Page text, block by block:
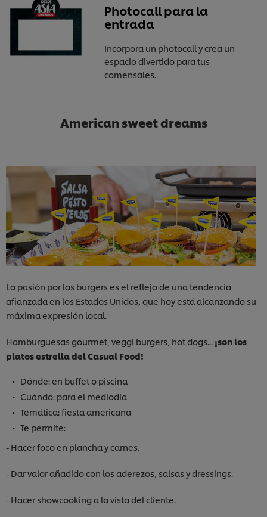
Photocall para la
entrada
Incorpora un photocall y crea un
espacio divertido para tus
comensales.
American sweet dreams
La pasión por las burgers es el reflejo de una tendencia
afianzada en los Estados Unidos, que hoy está alcanzando su
máxima expresión local.
Hamburguesas gourmet, veggi burgers, hot dogs... ¡son los
platos estrella del Casual Food!
Dónde: en buffet o piscina
Cuándo: para el mediodía
Temática: fiesta americana
Te permite:
- Hacer foco en plancha y carnes.
- Dar valor añadido con los aderezos, salsas y dressings.
- Hacer showcooking a la vista del cliente.